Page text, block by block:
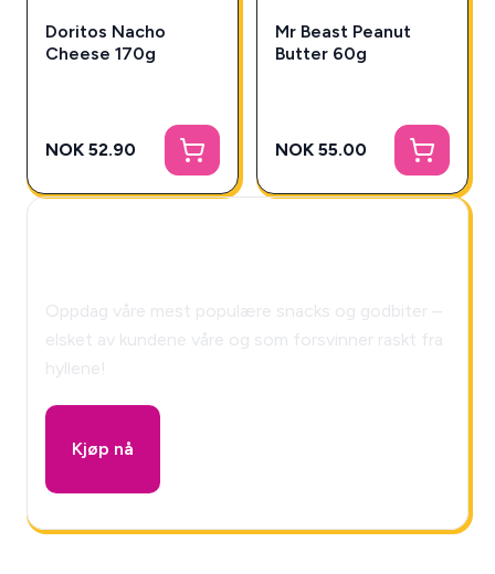
Doritos Nacho
Cheese 170g
NOK 52.90
Mr Beast Peanut
Butter 60g
NOK 55.00
Oppdag våre mest populære snacks og godbiter –
elsket av kundene våre og som forsvinner raskt fra
hyllene!
Kjøp nå